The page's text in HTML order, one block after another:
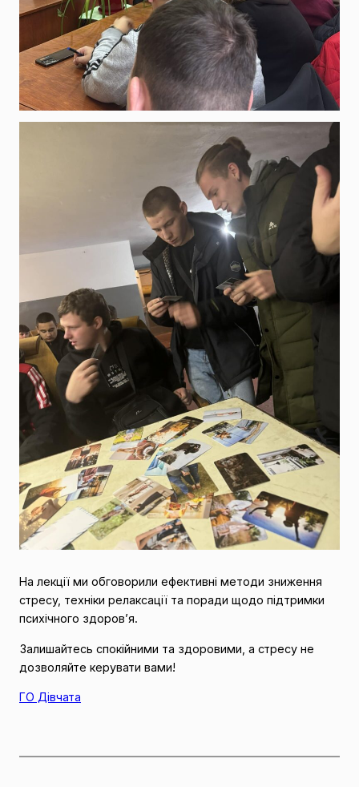
На лекції ми обговорили ефективні методи зниження
стресу, техніки релаксації та поради щодо підтримки
психічного здоров’я.
Залишайтесь спокійними та здоровими, а стресу не
дозволяйте керувати вами!
ГО Дівчата